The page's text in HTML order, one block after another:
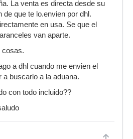
La venta es directa desde su
de que te lo.envien por dhl.
en usa. Se que el
van aparte.
cosas.
a dhl cuando me envien el
a buscarlo a la aduana.
con todo incluido??